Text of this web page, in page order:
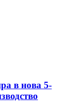
в нова 5-